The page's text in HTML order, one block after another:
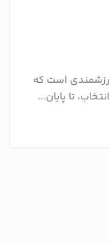
است که
تا پایان...